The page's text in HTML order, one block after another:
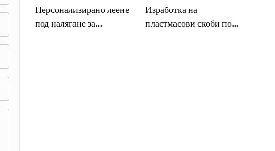
Персонализирано леене
под налягане за
Изработка на
пластмасови скоби по